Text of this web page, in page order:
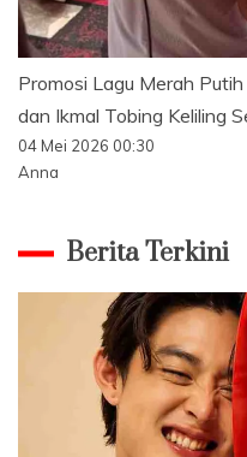
Promosi Lagu Merah
dan Ikmal Tobing Keliling
04 Mei 2026 00:30
Anna
Berita Terkini